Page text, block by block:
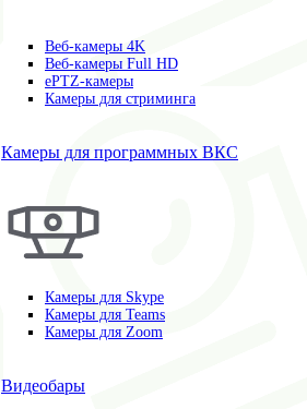
Веб-камеры 4K
Веб-камеры Full HD
ePTZ-камеры
Камеры для стриминга
Камеры для программных ВКС
Камеры для Skype
Камеры для Teams
Камеры для Zoom
Видеобары